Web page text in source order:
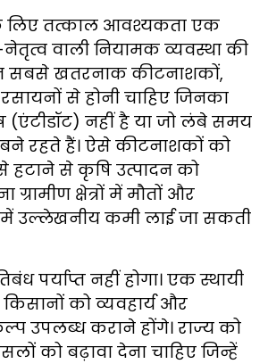
लिए तत्काल आवश्यकता एक
वाली नियामक व्यवस्था की
सबसे खतरनाक कीटनाशकों,
से होनी चाहिए जिनका
(एंटीडॉट) नहीं है या जो लंबे समय
रहते हैं। ऐसे कीटनाशकों को
हटाने से कृषि उत्पादन को
ग्रामीण क्षेत्रों में मौतों और
में उल्लेखनीय कमी लाई जा सकती
पर्याप्त नहीं होगा। एक स्थायी
को व्यवहार्य और
उपलब्ध कराने होंगे। राज्य को
को बढ़ावा देना चाहिए जिन्हें